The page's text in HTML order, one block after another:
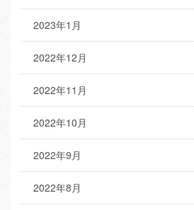
2023年1月
2022年12月
2022年11月
2022年10月
2022年9月
2022年8月